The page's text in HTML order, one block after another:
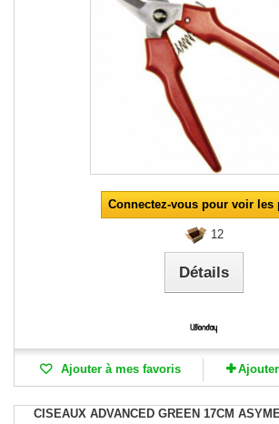
Connectez-vous pour voir les
12
Détails
Ajouter à mes favoris
CISEAUX ADVANCED GREEN 17CM